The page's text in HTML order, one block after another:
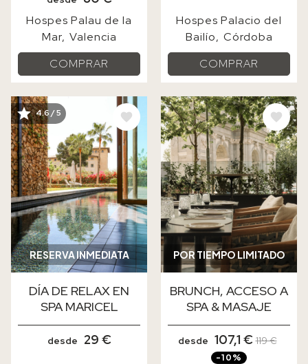
Hospes Palau de la
Mar Valencia
COMPRAR
Hospes Palacio del
Bailío
Córdoba
COMPRAR
RESERVA INMEDIATA
IMAGE
4.6 / 5
DÍA DE RELAX EN
SPA MARICEL
desde 29 €
POR TIEMPO LIMITADO
IMAGE
BRUNCH, ACCESO A
SPA & MASAJE
desde 107,1 € 119 €
-10%